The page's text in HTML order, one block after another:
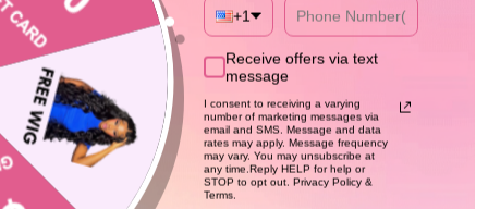
lockiges
Zoll, mit Spitze
Bob-Perücke,
Haaransatz
$341.23
New
Schwarzes lockiges Haar 13 x 4 HD
Lace Front Perücke 100 %
unbehandeltes menschliches Haar
Perücken vorgezupft Haaransatz-
Geeta Hair
5.0348 sold
Normaler
Preis
$233.58
Sonderpreis
Von $69.36
+1
Receive offers via text
message
I consent to receiving a varying
number of marketing messages via
email and SMS. Message and data
rates may apply. Message frequency
may vary. You may unsubscribe at
any time.Reply HELP for help or
STOP to opt out. Privacy Policy &
Terms.